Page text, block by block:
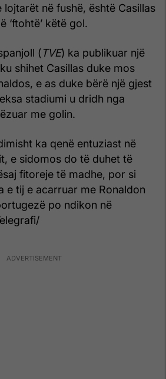
në fushë, është Casillas
‘ftohtë’ këtë gol.
(TVE) ka publikuar një
shihet Casillas duke mos
e as duke bërë një gjest
stadiumi u dridh nga
me golin.
ka qenë entuziast në
e sidomos do të duhet të
fitoreje të madhe, por si
e tij e acarruar me Ronaldon
po ndikon në